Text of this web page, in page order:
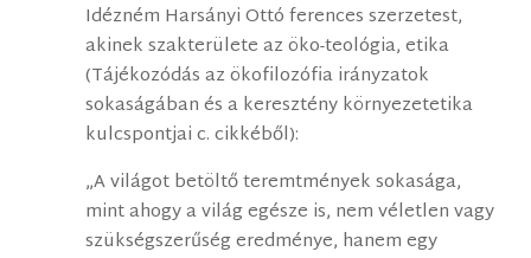
Idézném Harsányi Ottó ferences szerzetest,
akinek szakterülete az öko-teológia, etika
(Tájékozódás az ökofilozófia irányzatok
sokaságában és a keresztény környezetetika
kulcspontjai c. cikkéből):
„A világot betöltő teremtmények sokasága,
mint ahogy a világ egésze is, nem véletlen vagy
szükségszerűség eredménye, hanem egy